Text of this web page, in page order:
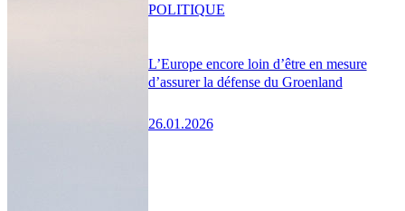
L’Europe encore loin d’être en mesure
d’assurer la défense du Groenland
26.01.2026
POLITIQUE